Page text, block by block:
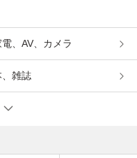
電、AV、カメラ
、雑誌